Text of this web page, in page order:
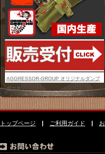
AGGRESSOR-GROUP オリジナルダンプ
ポーチ
トップページ ご利用ガイド